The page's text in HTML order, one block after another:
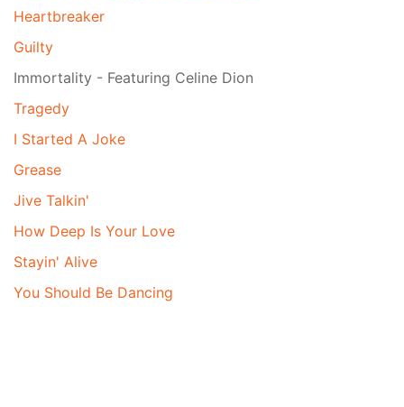
Heartbreaker
Guilty
Immortality - Featuring Celine Dion
Tragedy
I Started A Joke
Grease
Jive Talkin'
How Deep Is Your Love
Stayin' Alive
You Should Be Dancing